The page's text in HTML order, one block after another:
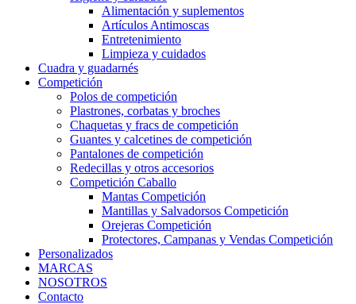
Alimentación y suplementos
Artículos Antimoscas
Entretenimiento
Limpieza y cuidados
Cuadra y guadarnés
Competición
Polos de competición
Plastrones, corbatas y broches
Chaquetas y fracs de competición
Guantes y calcetines de competición
Pantalones de competición
Redecillas y otros accesorios
Competición Caballo
Mantas Competición
Mantillas y Salvadorsos Competición
Orejeras Competición
Protectores, Campanas y Vendas Competición
Personalizados
MARCAS
NOSOTROS
Contacto